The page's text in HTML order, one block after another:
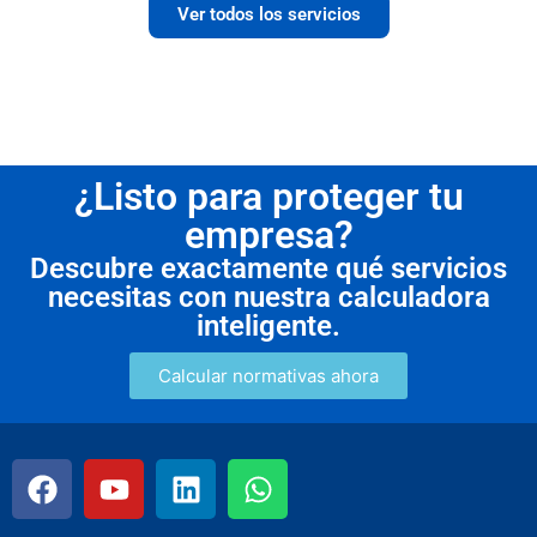
Ver todos los servicios
¿Listo para proteger tu
empresa?
Descubre exactamente qué servicios
necesitas con nuestra calculadora
inteligente.
Calcular normativas ahora